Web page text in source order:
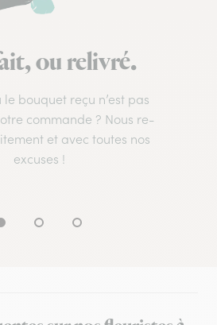
ou relivré.
bouquet reçu n’est pas
commande ? Nous re-
et avec toutes nos
excuses !